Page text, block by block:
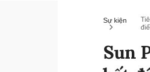
Sự kiện
Sun